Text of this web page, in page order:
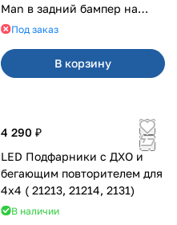
Man в задний бампер на
Приора 2
Под заказ
В корзину
4 290 ₽
LED Подфарники с ДХО и
бегающим повторителем для
4x4 ( 21213, 21214, 2131)
В наличии